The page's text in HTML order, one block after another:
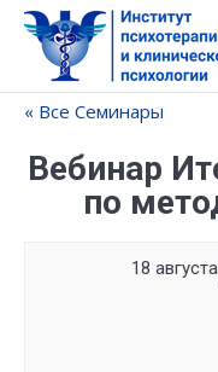
« Все Семинары
Вебинар
по
18